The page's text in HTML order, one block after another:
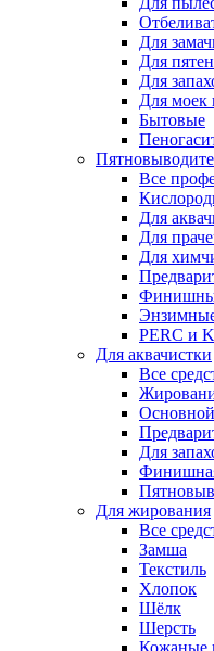
Для
Для пятен
Для
Для моек
Бытовые
Все
Для
Для
Для
PERC и
Для аквачистки
Все
Для
Для жирования
Все
Замша
Текстиль
Хлопок
Шёлк
Шерсть
Кожаные